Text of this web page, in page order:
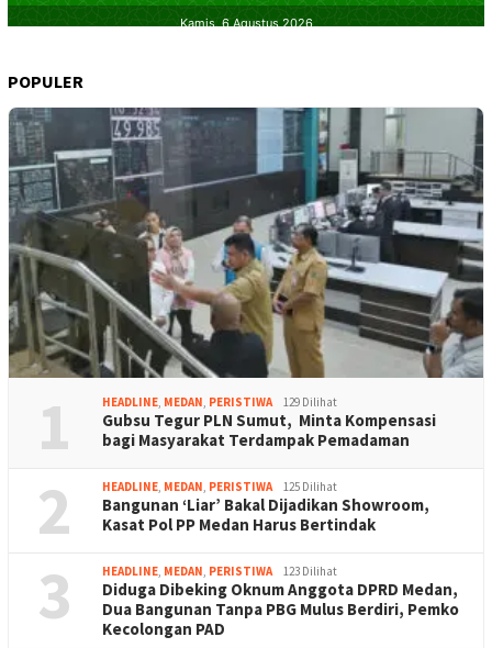
POPULER
1 HEADLINE, MEDAN, PERISTIWA 129 Dilihat
Gubsu Tegur PLN Sumut, Minta Kompensasi
bagi Masyarakat Terdampak Pemadaman
2 HEADLINE, MEDAN, PERISTIWA 125 Dilihat
Bangunan ‘Liar’ Bakal Dijadikan Showroom,
Kasat Pol PP Medan Harus Bertindak
3 HEADLINE, MEDAN, PERISTIWA 123 Dilihat
Diduga Dibeking Oknum Anggota DPRD Medan,
Dua Bangunan Tanpa PBG Mulus Berdiri, Pemko
Kecolongan PAD